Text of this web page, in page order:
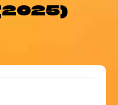
(2025)